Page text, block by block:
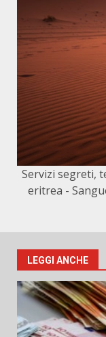
Servizi segreti,
eritrea -
LEGGI ANCHE